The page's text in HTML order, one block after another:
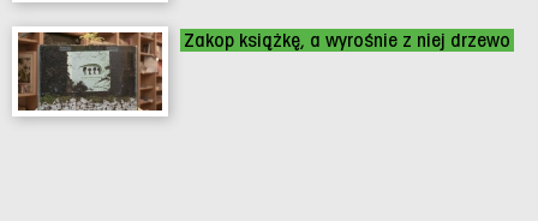
Zakop książkę, a wyrośnie z niej drzewo